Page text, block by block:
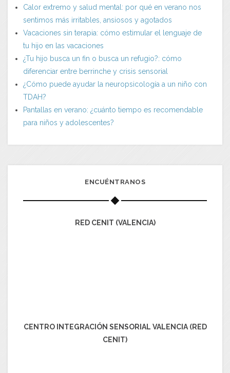
Calor extremo y salud mental: por qué en verano nos
sentimos más irritables, ansiosos y agotados
Vacaciones sin terapia: cómo estimular el lenguaje de
tu hijo en las vacaciones
¿Tu hijo busca un fin o busca un refugio?: cómo
diferenciar entre berrinche y crisis sensorial
¿Cómo puede ayudar la neuropsicología a un niño con
TDAH?
Pantallas en verano: ¿cuánto tiempo es recomendable
para niños y adolescentes?
ENCUÉNTRANOS
RED CENIT (VALENCIA)
CENTRO INTEGRACIÓN SENSORIAL VALENCIA (RED
CENIT)